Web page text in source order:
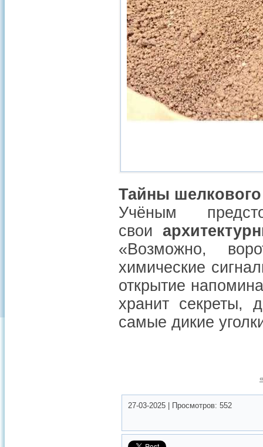
Тайны
Учёным
свои
«Возможно,
химические
открытие
хранит секреты,
самые дикие
27-03-2025 Просмотров: 552